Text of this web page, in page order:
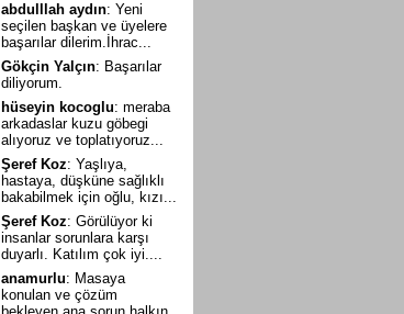
abdulllah aydın: Yeni
seçilen başkan ve üyelere
başarılar dilerim.İhrac...
Gökçin Yalçın: Başarılar
diliyorum.
hüseyin kocoglu: meraba
arkadaslar kuzu göbegi
alıyoruz ve toplatıyoruz...
Şeref Koz: Yaşlıya,
hastaya, düşküne sağlıklı
bakabilmek için oğlu, kızı...
Şeref Koz: Görülüyor ki
insanlar sorunlara karşı
duyarlı. Katılım çok iyi....
anamurlu: Masaya
konulan ve çözüm